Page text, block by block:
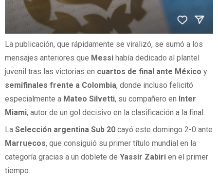
La publicación, que rápidamente se viralizó, se sumó a los
mensajes anteriores que Messi había dedicado al plantel
juvenil tras las victorias en cuartos de final ante México y
semifinales frente a Colombia, donde incluso felicitó
especialmente a Mateo Silvetti, su compañero en Inter
Miami, autor de un gol decisivo en la clasificación a la final.
La Selección argentina Sub 20 cayó este domingo 2-0 ante
Marruecos, que consiguió su primer título mundial en la
categoría gracias a un doblete de Yassir Zabiri en el primer
tiempo.